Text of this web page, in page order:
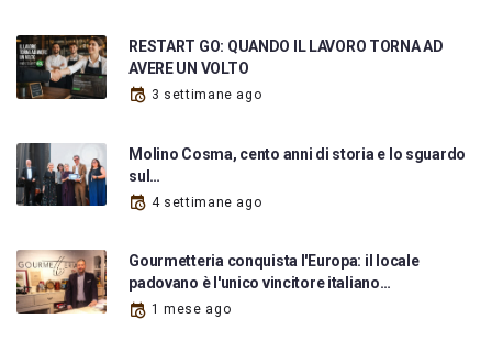
RESTART GO: QUANDO IL LAVORO TORNA AD
AVERE UN VOLTO
3 settimane ago
Molino Cosma, cento anni di storia e lo sguardo
sul…
4 settimane ago
Gourmetteria conquista l'Europa: il locale
padovano è l'unico vincitore italiano…
1 mese ago